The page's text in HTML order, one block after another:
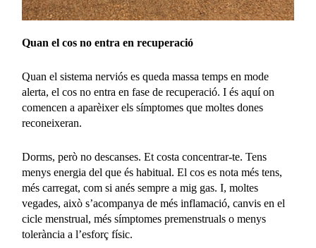
Quan el cos no entra en recuperació
Quan el sistema nerviós es queda massa temps en mode
alerta, el cos no entra en fase de recuperació. I és aquí on
comencen a aparèixer els símptomes que moltes dones
reconeixeran.
Dorms, però no descanses. Et costa concentrar-te. Tens
menys energia del que és habitual. El cos es nota més tens,
més carregat, com si anés sempre a mig gas. I, moltes
vegades, això s’acompanya de més inflamació, canvis en el
cicle menstrual, més símptomes premenstruals o menys
tolerància a l’esforç físic.